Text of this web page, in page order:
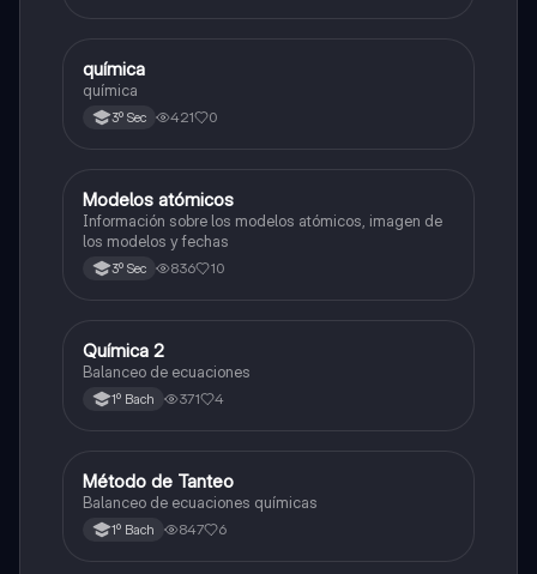
Química
química
química
3º Sec 421 0
Química
Modelos atómicos
Información sobre los modelos atómicos, imagen de
los modelos y fechas
3º Sec 836 10
Química
Química 2
Balanceo de ecuaciones
1º Bach 371 4
Química
Método de Tanteo
Balanceo de ecuaciones químicas
1º Bach 847 6